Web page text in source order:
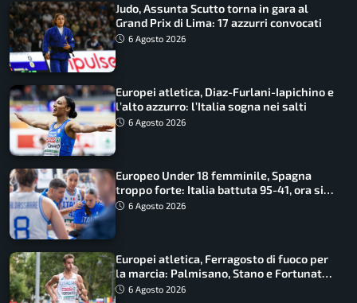
Judo, Assunta Scutto torna in gara al
Grand Prix di Lima: 17 azzurri convocati
6 Agosto 2026
Europei atletica, Diaz-Furlani-Iapichino e
l’alto azzurro: l’Italia sogna nei salti
6 Agosto 2026
Europeo Under 18 femminile, Spagna
troppo forte: Italia battuta 95-41, ora si
gioca il Mondiale
6 Agosto 2026
Europei atletica, Ferragosto di fuoco per
la marcia: Palmisano, Stano e Fortunato
guidano l’Italia
6 Agosto 2026